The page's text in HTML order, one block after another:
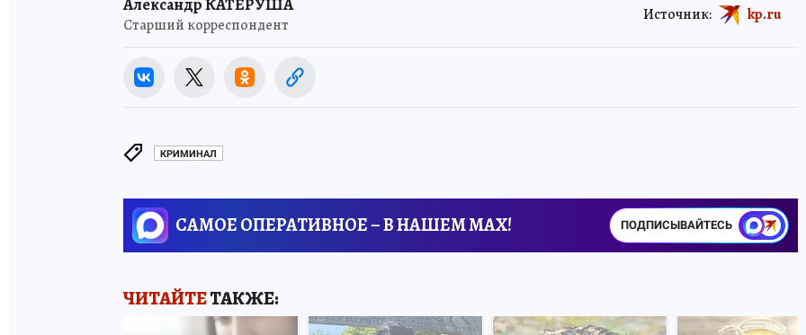
Александр КАТЕРУША
Старший корреспондент
Источник: kp.ru
КРИМИНАЛ
САМОЕ ОПЕРАТИВНОЕ – В НАШЕМ MAX! ПОДПИСЫВАЙТЕСЬ
ЧИТАЙТЕТАКЖЕ: